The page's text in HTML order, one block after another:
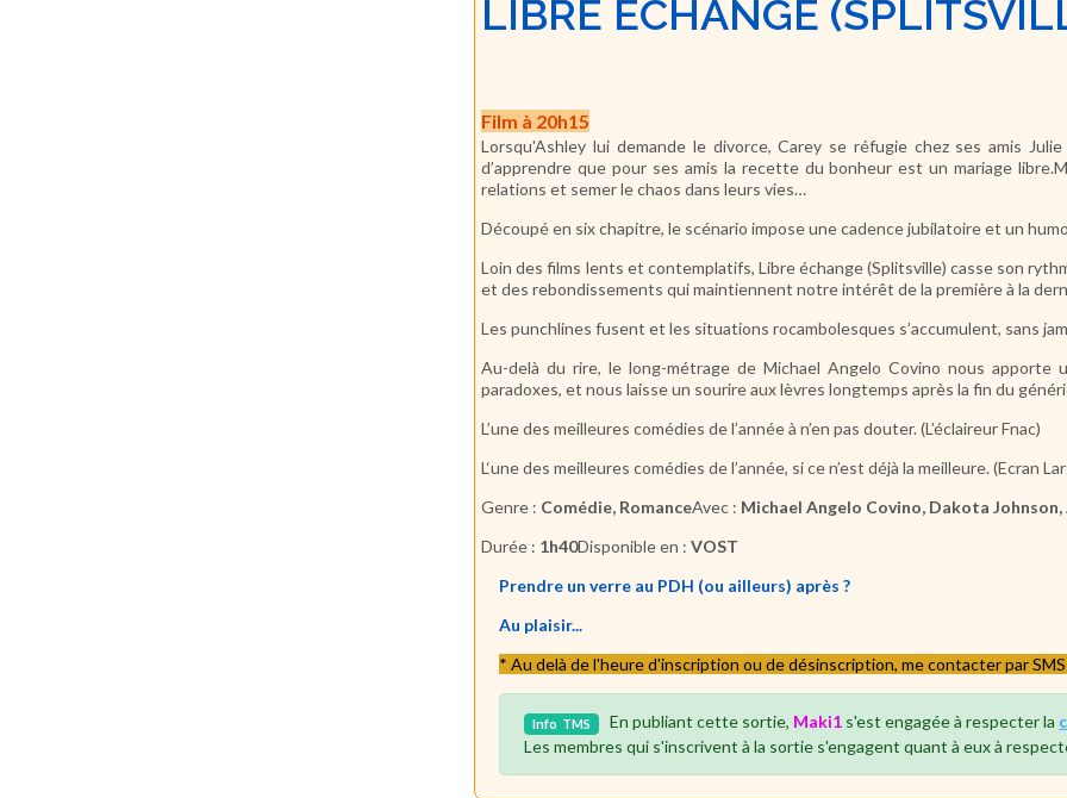
LIBRE ECHANGE
Film à 20h15
Lorsqu'Ashley lui demande le divorce, Carey se réfugie chez ses amis
d’apprendre que pour ses amis la recette du bonheur est un mariage
relations et semer le chaos dans leurs vies…
Découpé en six chapitre, le scénario impose une cadence jubilatoire et un
Loin des films lents et contemplatifs, Libre échange (Splitsville) casse son
et des rebondissements qui maintiennent notre intérêt de la première à la
Les punchlines fusent et les situations rocambolesques s’accumulent, sans
Au-delà du rire, le long-métrage de Michael Angelo Covino nous
paradoxes, et nous laisse un sourire aux lèvres longtemps après la fin du
L’une des meilleures comédies de l’année à n’en pas douter. (L’éclaireur Fnac)
L‘une des meilleures comédies de l’année, si ce n’est déjà la meilleure. (Ecran
Genre : Comédie, RomanceAvec : Michael Angelo Covino, Dakota
Durée : 1h40Disponible en :VOST
Prendre un verre au PDH (ou ailleurs) après ?
Au plaisir...
* Au delà de l'heure d'inscription ou de désinscription, me contacter par
Info TMS En publiant cette sortie, Maki1 s'est engagée à respecter la
Les membres qui s'inscrivent à la sortie s'engagent quant à eux à